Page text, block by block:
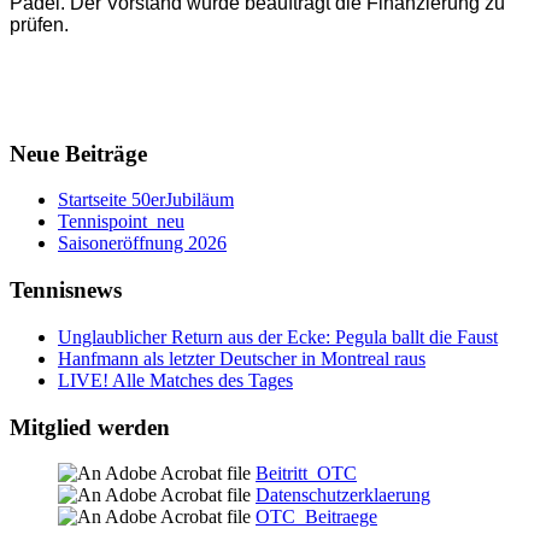
prüfen.
Neue Beiträge
Startseite 50erJubiläum
Tennispoint_neu
Saisoneröffnung 2026
Tennisnews
Unglaublicher Return aus der Ecke: Pegula ballt die Faust
Hanfmann als letzter Deutscher in Montreal raus
LIVE! Alle Matches des Tages
Mitglied werden
Beitritt_OTC
Datenschutzerklaerung
OTC_Beitraege